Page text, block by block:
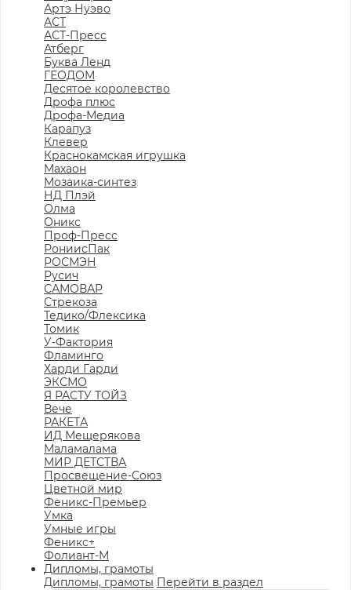
Артэ Нуэво
АСТ
АСТ-Пресс
Атберг
Буква Ленд
ГЕОДОМ
Десятое королевство
Дрофа плюс
Дрофа-Медиа
Карапуз
Клевер
Краснокамская игрушка
Махаон
Мозаика-синтез
НД Плэй
Олма
Оникс
Проф-Пресс
РониисПак
РОСМЭН
Русич
САМОВАР
Стрекоза
Тедико/Флексика
Томик
У-Фактория
Фламинго
Харди Гарди
ЭКСМО
Я РАСТУ ТОЙЗ
Вече
РАКЕТА
ИД Мещерякова
Маламалама
МИР ДЕТСТВА
Просвещение-Союз
Цветной мир
Феникс-Премьер
Умка
Умные игры
Феникс+
Фолиант-М
Дипломы, грамоты
Дипломы, грамоты Перейти в раздел